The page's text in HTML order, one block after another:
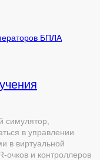
симулятор,
в управлении
в виртуальной
и контроллеров